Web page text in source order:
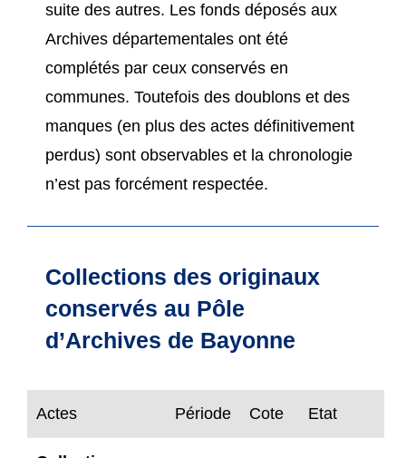
suite des autres. Les fonds déposés aux
Archives départementales ont été
complétés par ceux conservés en
communes. Toutefois des doublons et des
manques (en plus des actes définitivement
perdus) sont observables et la chronologie
n’est pas forcément respectée.
Collections des originaux
conservés au Pôle
d’Archives de Bayonne
Actes Période Cote Etat